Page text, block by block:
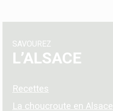
SAVOUREZ
L’ALSACE
Recettes
La choucroute en Alsace